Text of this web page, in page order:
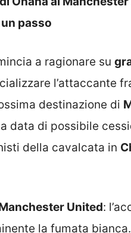
passo
a ragionare su
l’attaccante
destinazione di
data di possibile
della cavalcata in
United:
la fumata